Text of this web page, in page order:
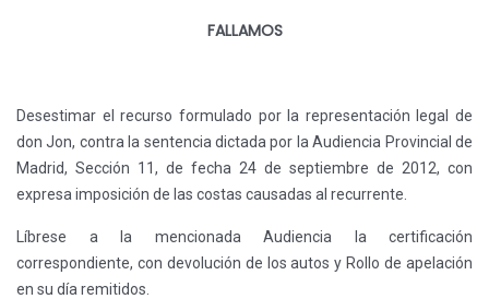
FALLAMOS
Desestimar el recurso formulado por la representación legal de
don Jon, contra la sentencia dictada por la Audiencia Provincial de
Madrid, Sección 11, de fecha 24 de septiembre de 2012, con
expresa imposición de las costas causadas al recurrente.
Líbrese a la mencionada Audiencia la certificación
correspondiente, con devolución de los autos y Rollo de apelación
en su día remitidos.